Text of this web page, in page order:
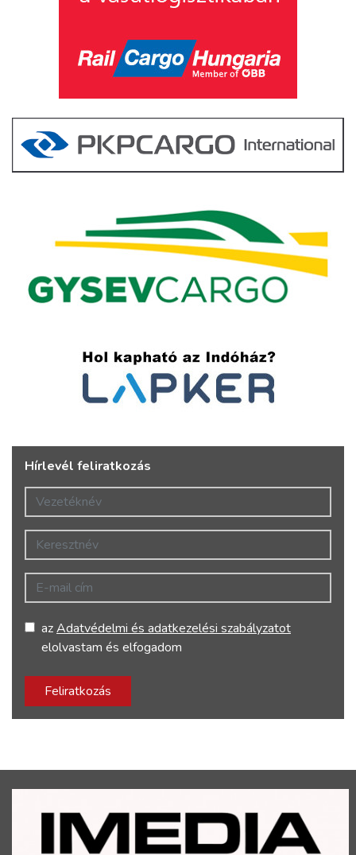
Hírlevél feliratkozás
Vezetéknév
Keresztnév
E-mail cím
azAdatvédelmi és adatkezelési szabályzatot
elolvastam és elfogadom
Feliratkozás